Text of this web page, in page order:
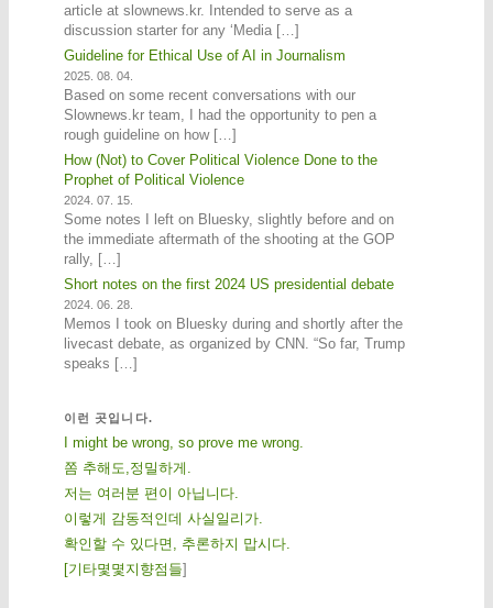
article at slownews.kr. Intended to serve as a
discussion starter for any ‘Media […]
Guideline for Ethical Use of AI in Journalism
2025. 08. 04.
Based on some recent conversations with our
Slownews.kr team, I had the opportunity to pen a
rough guideline on how […]
How (Not) to Cover Political Violence Done to the
Prophet of Political Violence
2024. 07. 15.
Some notes I left on Bluesky, slightly before and on
the immediate aftermath of the shooting at the GOP
rally, […]
Short notes on the first 2024 US presidential debate
2024. 06. 28.
Memos I took on Bluesky during and shortly after the
livecast debate, as organized by CNN. “So far, Trump
speaks […]
이런 곳입니다.
I might be wrong, so prove me wrong.
쫌 추해도,정밀하게.
저는 여러분 편이 아닙니다.
이렇게 감동적인데 사실일리가.
확인할 수 있다면, 추론하지 맙시다.
[기 타몇 몇 지 향점 들]